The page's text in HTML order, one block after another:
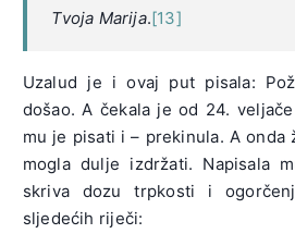
Tvoja Marija.[13]
Uzalud je i ovaj put pisala:
došao. A čekala je od 24.
mu je pisati i – prekinula. A onda
mogla dulje izdržati. Napisala
skriva dozu trpkosti i
sljedećih riječi: